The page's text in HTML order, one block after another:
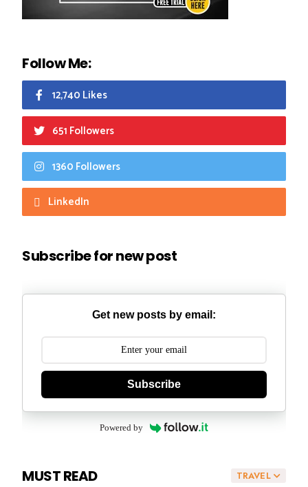
Follow Me:
12,740 Likes
651 Followers
1360 Followers
LinkedIn
Subscribe for new post
Get new posts by email:
Subscribe
Powered by
TRAVEL
MUST READ